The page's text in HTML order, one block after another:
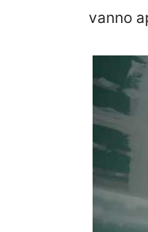
vanno